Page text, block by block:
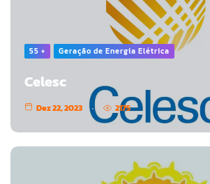
55 + Geração de Energia Elétrica
Celesc
Dez 22, 2023 2175